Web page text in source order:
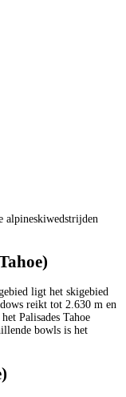
alpineskiwedstrijden
ligt het skigebied
reikt tot 2.630 m en
Palisades Tahoe
bowls is het